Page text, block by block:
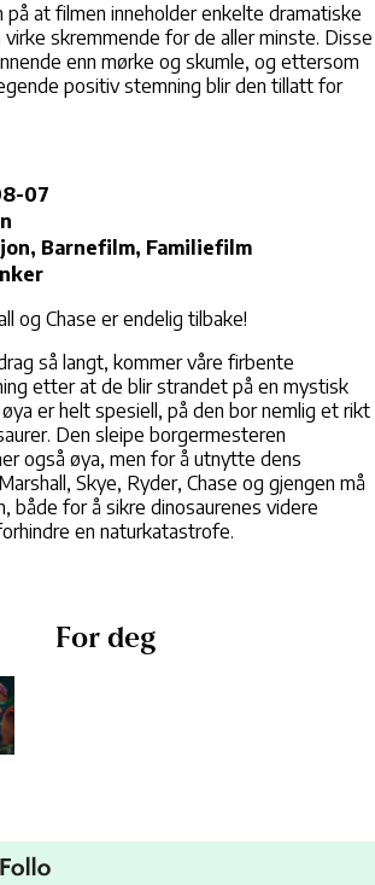
at filmen inneholder enkelte dramatiske
skremmende for de aller minste. Disse
enn mørke og skumle, og ettersom
positiv stemning blir den tillatt for
07
Barnefilm, Familiefilm
og Chase er endelig tilbake!
så langt, kommer våre firbente
etter at de blir strandet på en mystisk
er helt spesiell, på den bor nemlig et rikt
Den sleipe borgermesteren
også øya, men for å utnytte dens
Skye, Ryder, Chase og gjengen må
både for å sikre dinosaurenes videre
en naturkatastrofe.
For deg